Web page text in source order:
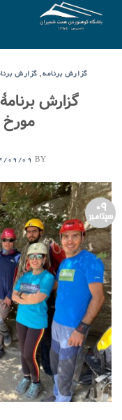
گزارش برنامه, گزارش
گزارش
مورخ ۱۶ شهریور ۱۴۰۳
09/09 BY
09
سپتامبر